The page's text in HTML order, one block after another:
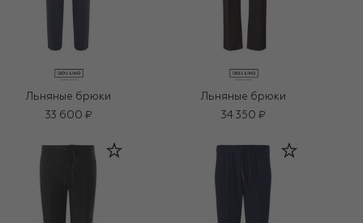
Льняные брюки
33 600 ₽
Льняные брюки
34 350 ₽